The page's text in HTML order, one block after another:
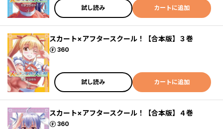
試し読み カートに追加
スカート×アフタースクール！【合本版】３巻
360
ポイント
試し読み カートに追加
スカート×アフタースクール！【合本版】４巻
360
ポイント